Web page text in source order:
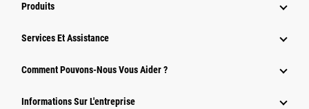
Produits
Services Et Assistance
Comment Pouvons-Nous Vous Aider ?
Informations Sur L'entreprise